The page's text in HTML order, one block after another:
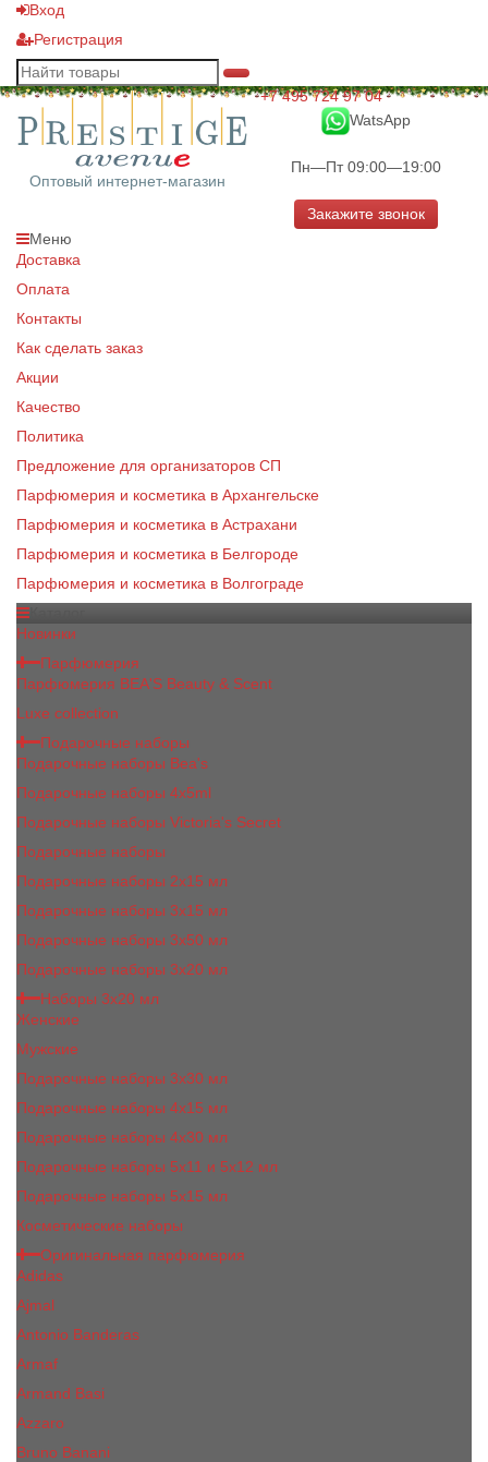
Вход
Регистрация
Оптовый интернет-магазин
+7 495 724 97 04
WatsApp
Пн—Пт 09:00—19:00
Закажите звонок
Меню
Доставка
Оплата
Контакты
Как сделать заказ
Акции
Качество
Политика
Предложение для организаторов СП
Парфюмерия и косметика в Архангельске
Парфюмерия и косметика в Астрахани
Парфюмерия и косметика в Белгороде
Парфюмерия и косметика в Волгограде
Новинки
Парфюмерия
Парфюмерия BEA'S Beauty & Scent
Luxe collection
Подарочные наборы
Подарочные наборы Bea's
Подарочные наборы 4х5ml
Подарочные наборы Victoria's Secret
Подарочные наборы
Подарочные наборы 2x15 мл
Подарочные наборы 3х15 мл
Подарочные наборы 3x50 мл
Подарочные наборы 3x20 мл
Наборы 3х20 мл
Женские
Мужские
Подарочные наборы 3х30 мл
Подарочные наборы 4x15 мл
Подарочные наборы 4x30 мл
Подарочные наборы 5x11 и 5х12 мл
Подарочные наборы 5x15 мл
Косметические наборы
Оригинальная парфюмерия
Adidas
Ajmal
Antonio Banderas
Armaf
Armand Basi
Azzaro
Bruno Banani